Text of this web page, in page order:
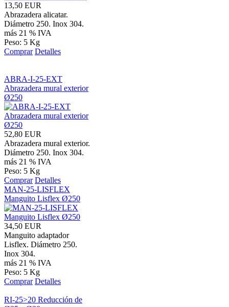
13,50 EUR
Abrazadera alicatar.
Diámetro 250. Inox 304.
más 21 % IVA
Peso: 5 Kg
Comprar Detalles
ABRA-I-25-EXT
Abrazadera mural exterior
Ø250
52,80 EUR
Abrazadera mural exterior.
Diámetro 250. Inox 304.
más 21 % IVA
Peso: 5 Kg
Comprar Detalles
MAN-25-LISFLEX
Manguito Lisflex Ø250
34,50 EUR
Manguito adaptador
Lisflex. Diámetro 250.
Inox 304.
más 21 % IVA
Peso: 5 Kg
Comprar Detalles
RI-25>20 Reducción de